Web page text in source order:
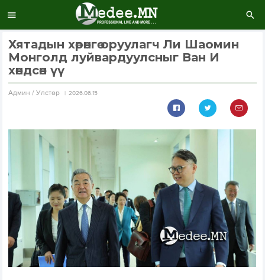
Хятадын хөрөнгө оруулагч Ли Шаомин
Монголд луйвардуулсныг Ван И
хөндсөн үү
Aдмин / Улстөр 2026.06.15